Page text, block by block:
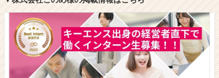
企
業
か
ら
ス
カ
ウ